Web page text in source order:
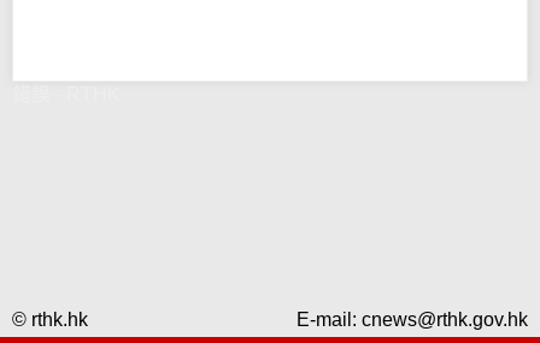
© rthk.hk E-mail: cnews@rthk.gov.hk